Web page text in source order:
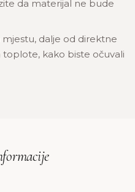
da materijal ne bude
dalje od direktne
toplote, kako biste očuvali